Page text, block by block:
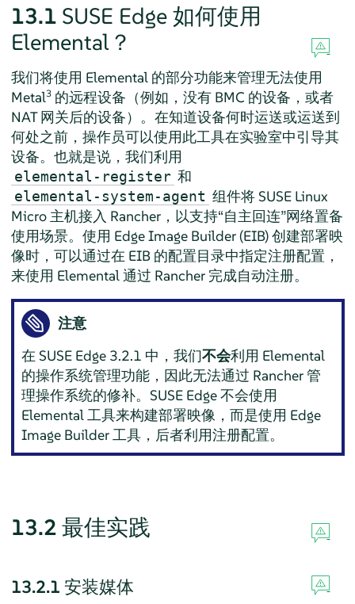
13.1 SUSE Edge 如何使用
Elemental？
我们将使用 Elemental 的部分功能来管理无法使用
Metal3的远程设备（例如，没有 BMC 的设备，或者
NAT 网关后的设备）。在知道设备何时运送或运送到
何处之前，操作员可以使用此工具在实验室中引导其
设备。也就是说，我们利用
elemental-register 和
elemental-system-agent 组件将 SUSE Linux
Micro 主机接入 Rancher，以支持“自主回连”网络置备
使用场景。使用 Edge Image Builder (EIB) 创建部署映
像时，可以通过在 EIB 的配置目录中指定注册配置，
来使用 Elemental 通过 Rancher 完成自动注册。
注意
在 SUSE Edge 3.2.1 中，我们不会利用 Elemental
的操作系统管理功能，因此无法通过 Rancher 管
理操作系统的修补。SUSE Edge 不会使用
Elemental 工具来构建部署映像，而是使用 Edge
Image Builder 工具，后者利用注册配置。
13.2 最佳实践
13.2.1 安装媒体